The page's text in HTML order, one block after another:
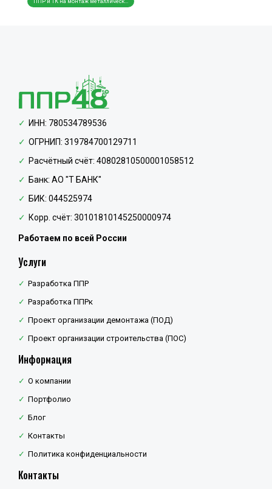
ППР и ТК на монтаж металлическ...
ИНН: 780534789536
ОГРНИП: 319784700129711
Расчётный счёт: 40802810500001058512
Банк: АО "Т БАНК"
БИК: 044525974
Корр. счёт: 30101810145250000974
Работаем по всей России
Услуги
Разработка ППР
Разработка ППРк
Проект организации демонтажа (ПОД)
Проект организации строительства (ПОС)
Информация
О компании
Портфолио
Блог
Контакты
Политика конфиденциальности
Контакты